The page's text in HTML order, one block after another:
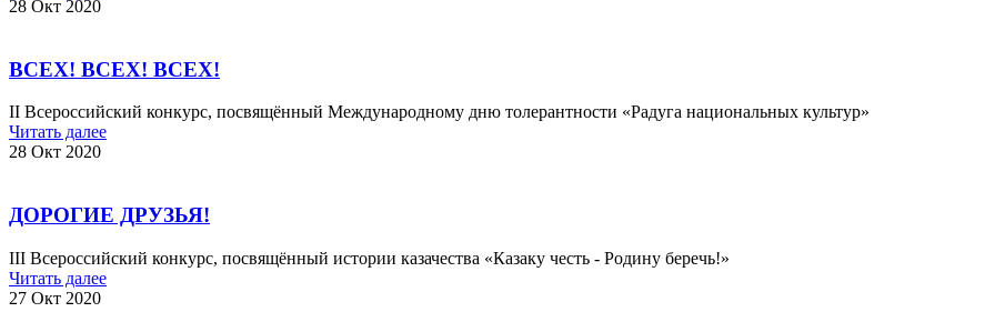
28 Окт 2020
ВСЕХ! ВСЕХ! ВСЕХ!
II Всероссийский конкурс, посвящённый Международному дню толерантности «Радуга национальных культур»
Читать далее
28 Окт 2020
ДОРОГИЕ ДРУЗЬЯ!
III Всероссийский конкурс, посвящённый истории казачества «Казаку честь - Родину беречь!»
Читать далее
27 Окт 2020